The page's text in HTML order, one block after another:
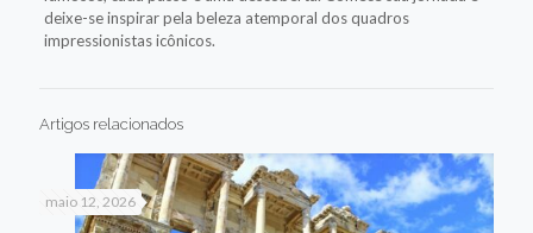
deixe-se inspirar pela beleza atemporal dos quadros
impressionistas icônicos.
Artigos relacionados
maio 12, 2026